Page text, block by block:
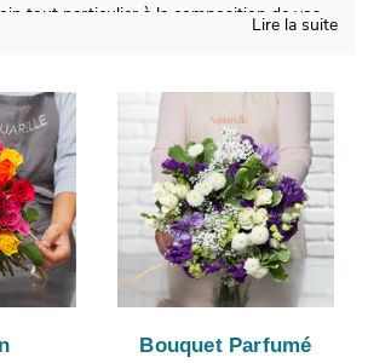
tout particulier à la composition de vos
puis une photo sera prise. Nous vous
cette photo par e-mail afin que vous
bouquet. L’envoi sera ensuite pris en
votre cadeau en joignant gratuitement un
ou une photo imprimée.
Lire la suite
Bouquet Parfumé